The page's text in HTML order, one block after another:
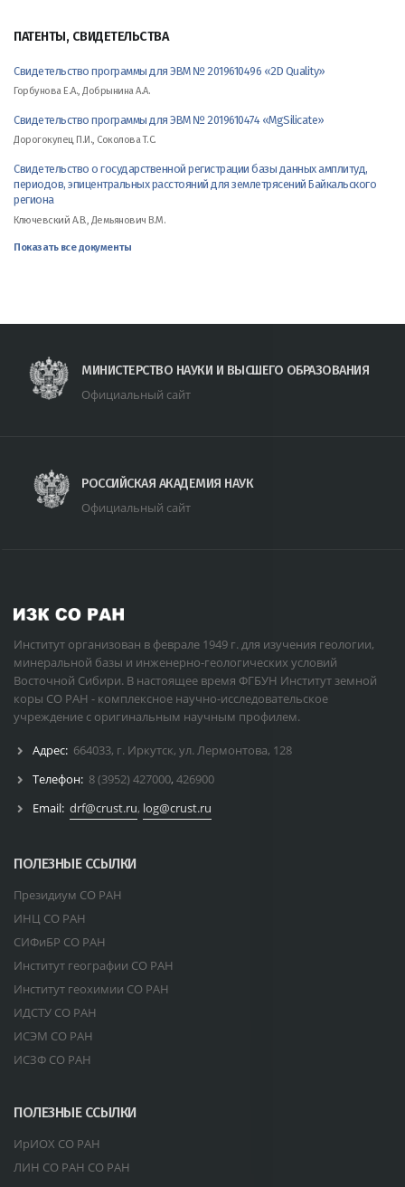
ПАТЕНТЫ, СВИДЕТЕЛЬСТВА
Свидетельство программы для ЭВМ № 2019610496 «2D Quality»
Горбунова Е.А., Добрынина А.А.
Свидетельство программы для ЭВМ № 2019610474 «MgSilicate»
Дорогокупец П.И., Соколова Т.С.
Свидетельство о государственной регистрации базы данных амплитуд,
периодов, эпицентральных расстояний для землетрясений Байкальского
региона
Ключевский А.В., Демьянович В.М.
Показать все документы
МИНИСТЕРСТВО НАУКИ И ВЫСШЕГО ОБРАЗОВАНИЯ
Официальный сайт
РОССИЙСКАЯ АКАДЕМИЯ НАУК
Официальный сайт
Институт организован в феврале 1949 г. для изучения геологии,
минеральной базы и инженерно-геологических условий
Восточной Сибири. В настоящее время ФГБУН Институт земной
коры СО РАН - комплексное научно-исследовательское
учреждение с оригинальным научным профилем.
Адрес: 664033, г. Иркутск, ул. Лермонтова, 128
Телефон: 8 (3952) 427000, 426900
Email: drf@crust.ru, log@crust.ru
ПОЛЕЗНЫЕ ССЫЛКИ
Президиум СО РАН
ИНЦ СО РАН
СИФиБР СО РАН
Институт географии СО РАН
Институт геохимии СО РАН
ИДСТУ СО РАН
ИСЭМ СО РАН
ИСЗФ СО РАН
ПОЛЕЗНЫЕ ССЫЛКИ
ИрИОХ СО РАН
ЛИН СО РАН СО РАН